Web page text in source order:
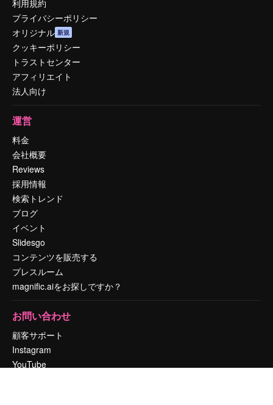
利用規約
プライバシーポリシー
オリジナル 新規
クッキーポリシー
トラストセンター
アフィリエイト
法人向け
運営
料金
会社概要
Reviews
採用情報
検索トレンド
ブログ
イベント
Slidesgo
コンテンツを販売する
プレスルーム
magnific.aiをお探しですか？
お問い合わせ
顧客サポート
Instagram
YouTube